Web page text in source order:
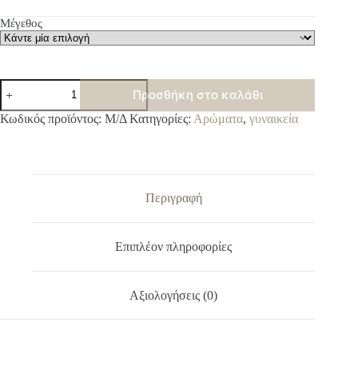
through
€17.00
Μέγεθος
Άρωμα
τύπου
Very
Irresistible
Προσθήκη στο καλάθι
A
Κωδικός προϊόντος: Μ/Δ Κατηγορίες: Αρώματα, γυναικεία
Περιγραφή
Επιπλέον πληροφορίες
Αξιολογήσεις (0)